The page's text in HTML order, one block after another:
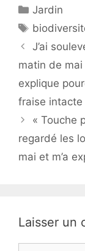
Catégories
Jardin
Étiquettes
J’ai
matin de mai
explique
fraise intacte
« Touche
regardé les
mai et m’a
Laisser un